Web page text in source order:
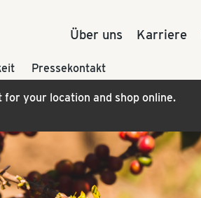
Über uns Karriere
Pressekontakt
your location and shop online.